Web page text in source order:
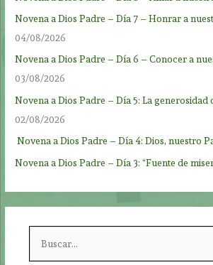
Novena a Dios Padre – Día 7 – Honrar a
04/08/2026
Novena a Dios Padre – Día 6 – Conocer a
03/08/2026
Novena a Dios Padre – Día 5: La generosidad
02/08/2026
Novena a Dios Padre – Día 4: Dios, nuestro
Novena a Dios Padre – Día 3: “Fuente de